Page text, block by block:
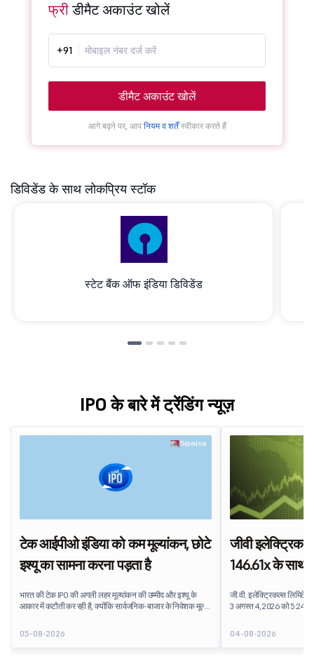
फ्रीडीमैट अकाउंट खोलें
+91
डीमैट अकाउंट खोलें
आगे बढ़ने पर, आप नियम व शर्तेंस्वीकार करते हैं
डिविडेंड के साथ लोकप्रिय स्टॉक
स्टेट बैंक ऑफ इंडिया डिविडेंड
IPO के बारे में ट्रेंडिंग न्यूज़
टेक आईपीओ इंडिया को कम मूल्यांकन, छोटे
इश्यू का सामना करना पड़ता है
भारत की टेक IPO की अगली लहर मूल्यांकन की उम्मीद और इश्यू के
आकार में कटौती कर रही है, क्योंकि सार्वजनिक-बाजार के निवेशक मूल्य
की आगामी तकनीकी सूची की फसल का पुनर्मूल्यांकन किया जा रहा है.
05-08-2026
जीवी
146.61x के साथ
सेगमेंट मांग को
जी.वी. इलेक्ट्रिकल्स
3 अगस्त 4, 2026 को 5:24
30.52 करोड़ शेयरों के लिए बिड
04-08-2026